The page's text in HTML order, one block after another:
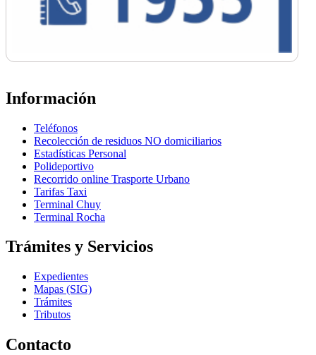
Información
Teléfonos
Recolección de residuos NO domiciliarios
Estadísticas Personal
Polideportivo
Recorrido online Trasporte Urbano
Tarifas Taxi
Terminal Chuy
Terminal Rocha
Trámites y Servicios
Expedientes
Mapas (SIG)
Trámites
Tributos
Contacto